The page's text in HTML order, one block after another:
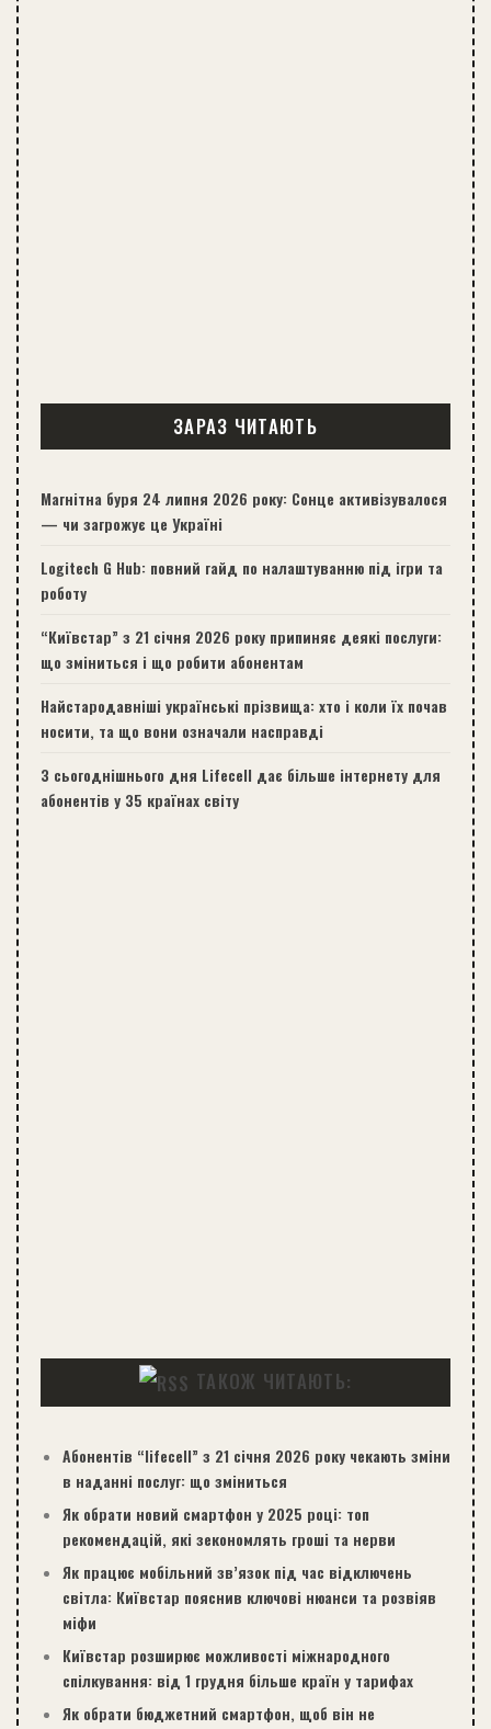
ЗАРАЗ ЧИТАЮТЬ
Магнітна буря 24 липня 2026 року: Сонце активізувалося
— чи загрожує це Україні
Logitech G Hub: повний гайд по налаштуванню під ігри та
роботу
“Київстар” з 21 січня 2026 року припиняє деякі послуги:
що зміниться і що робити абонентам
Найстародавніші українські прізвища: хто і коли їх почав
носити, та що вони означали насправді
З сьогоднішнього дня Lifecell дає більше інтернету для
абонентів у 35 країнах світу
ТАКОЖ ЧИТАЮТЬ:
Абонентів “lifecell” з 21 січня 2026 року чекають зміни
в наданні послуг: що зміниться
Як обрати новий смартфон у 2025 році: топ
рекомендацій, які зекономлять гроші та нерви
Як працює мобільний зв’язок під час відключень
світла: Київстар пояснив ключові нюанси та розвіяв
міфи
Київстар розширює можливості міжнародного
спілкування: від 1 грудня більше країн у тарифах
Як обрати бюджетний смартфон, щоб він не